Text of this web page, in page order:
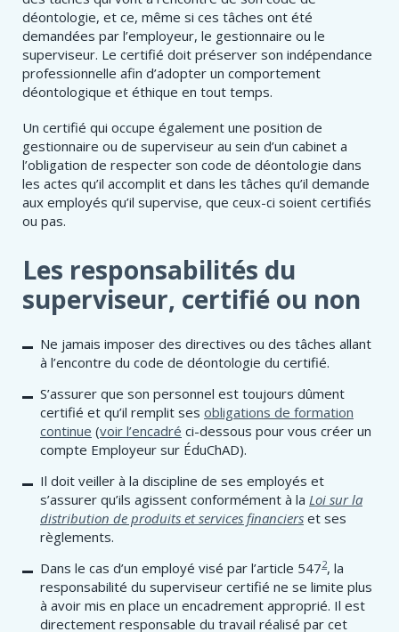
déontologie, et ce, même si ces tâches ont été
demandées par l’employeur, le gestionnaire ou le
superviseur. Le certifié doit préserver son indépendance
professionnelle afin d’adopter un comportement
déontologique et éthique en tout temps.
Un certifié qui occupe également une position de
gestionnaire ou de superviseur au sein d’un cabinet a
l’obligation de respecter son code de déontologie dans
les actes qu’il accomplit et dans les tâches qu’il demande
aux employés qu’il supervise, que ceux-ci soient certifiés
ou pas.
Les responsabilités du
superviseur, certifié ou non
Ne jamais imposer des directives ou des tâches allant
à l’encontre du code de déontologie du certifié.
S’assurer que son personnel est toujours dûment
certifié et qu’il remplit ses obligations de formation
continue (voir l’encadré ci-dessous pour vous créer un
compte Employeur sur ÉduChAD).
Il doit veiller à la discipline de ses employés et
s’assurer qu’ils agissent conformément à la Loi sur la
distribution de produits et services financiers et ses
règlements.
Dans le cas d’un employé visé par l’article 5472, la
responsabilité du superviseur certifié ne se limite plus
à avoir mis en place un encadrement approprié. Il est
directement responsable du travail réalisé par cet